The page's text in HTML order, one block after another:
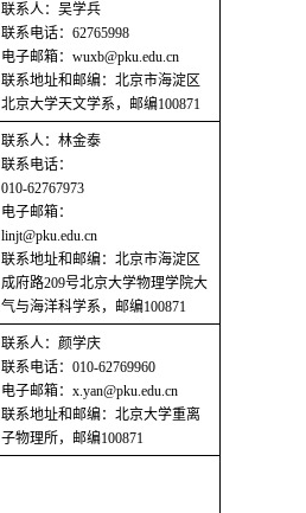
联系人：吴学兵
联系电话：62765998
电子邮箱：wuxb@pku.edu.cn
联系地址和邮编：北京市海淀区
北京大学天文学系，邮编100871
联系人：林金泰
联系电话：
010-62767973
电子邮箱：
linjt@pku.edu.cn
联系地址和邮编：北京市海淀区
成府路209号北京大学物理学院大
气与海洋科学系，邮编100871
联系人：颜学庆
联系电话：010-62769960
电子邮箱：x.yan@pku.edu.cn
联系地址和邮编：北京大学重离
子物理所，邮编100871